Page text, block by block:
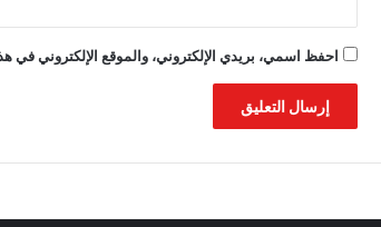
احفظ اسمي، بريدي الإلكتروني، والموقع الإلكتروني في